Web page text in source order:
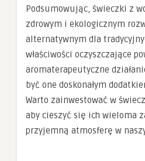
Podsumowując, świeczki z
zdrowym i ekologicznym
alternatywnym dla
właściwości oczyszczające
aromaterapeutyczne
być one doskonałym
Warto zainwestować w
aby cieszyć się ich wieloma
przyjemną atmosferę w